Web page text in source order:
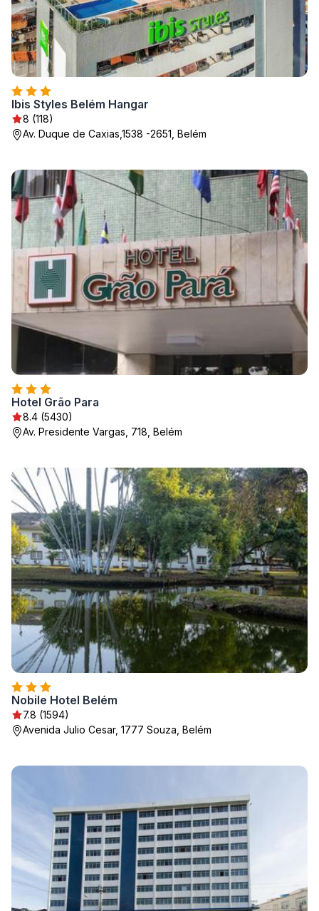
Ibis Styles Belém Hangar
8 (118)
Av. Duque de Caxias,1538 -2651, Belém
Hotel Grão Para
8.4 (5430)
Av. Presidente Vargas, 718, Belém
Nobile Hotel Belém
7.8 (1594)
Avenida Julio Cesar, 1777 Souza, Belém